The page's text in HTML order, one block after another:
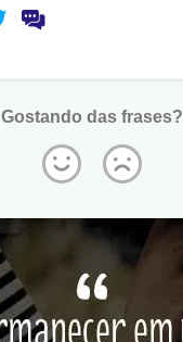
Gostando das frases?